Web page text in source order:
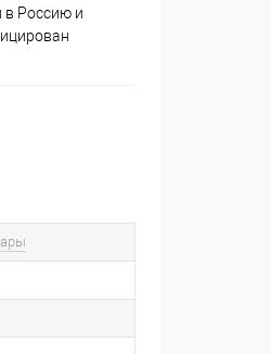
в Россию и